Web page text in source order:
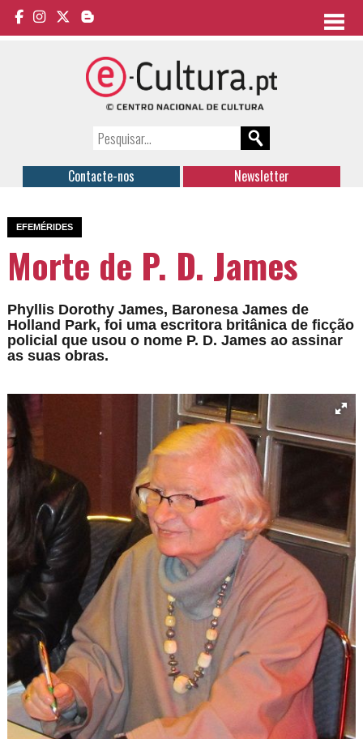
Contacte-nos Newsletter
EFEMÉRIDES
Morte de P. D. James
Phyllis Dorothy James, Baronesa James de
Holland Park, foi uma escritora britânica de ficção
policial que usou o nome P. D. James ao assinar
as suas obras.